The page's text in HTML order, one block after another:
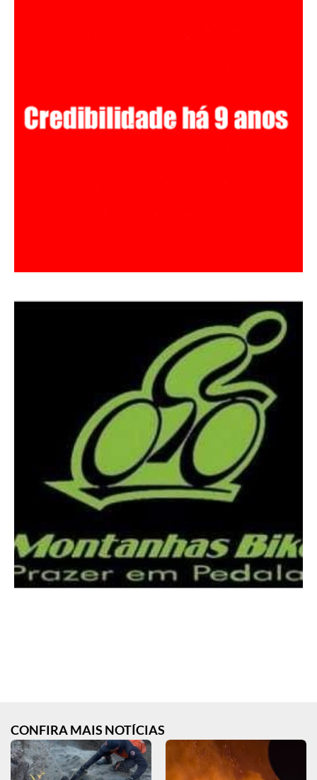
CONFIRA MAIS NOTÍCIAS